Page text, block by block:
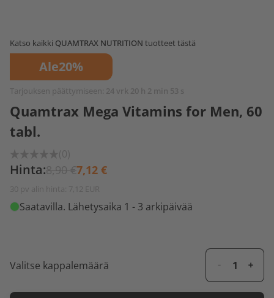
Katso kaikki QUAMTRAX NUTRITION tuotteet tästä
Ale20%
Tarjouksen päättymiseen: 24 vrk 20 h 2 min 53 s
Quamtrax Mega Vitamins for Men, 60
tabl.
(0)
Hinta:8,90 €7,12 €
30 pv alin hinta: 7,12 EUR
Saatavilla. Lähetysaika 1 - 3 arkipäivää
Valitse kappalemäärä